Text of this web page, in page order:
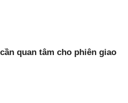
quan tâm cho phiên giao